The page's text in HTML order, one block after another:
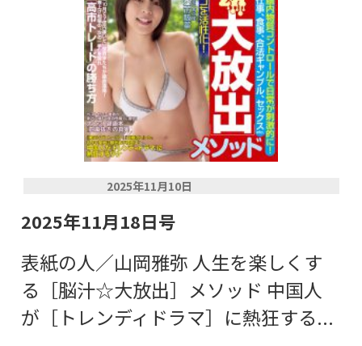
2025年11月10日
2025年11月18日号
表紙の人／山岡雅弥 人生を楽しくす
る［脳汁☆大放出］メソッド 中国人
が［トレンディドラマ］に熱狂する...